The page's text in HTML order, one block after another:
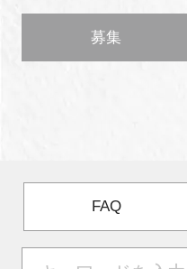
募集
FAQ